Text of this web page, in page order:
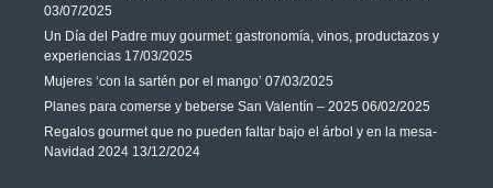
03/07/2025
Un Día del Padre muy gourmet: gastronomía, vinos, productazos y
experiencias 17/03/2025
Mujeres ‘con la sartén por el mango’ 07/03/2025
Planes para comerse y beberse San Valentín – 2025 06/02/2025
Regalos gourmet que no pueden faltar bajo el árbol y en la mesa-
Navidad 2024 13/12/2024